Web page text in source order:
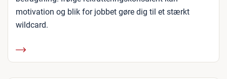
motivation og blik for jobbet gøre dig til et stærkt
wildcard.